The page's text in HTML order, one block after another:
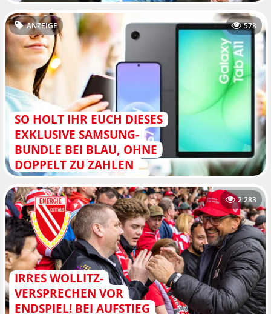
SO HOLT IHR EUCH DIESES
EXKLUSIVE SAMSUNG-
BUNDLE BEI BLAU, OHNE
DOPPELT ZU ZAHLEN
ANZEIGE 578
IRRES WOLLITZ-
VERSPRECHEN VOR
ENDSPIEL! BEI AUFSTIEG
2.283